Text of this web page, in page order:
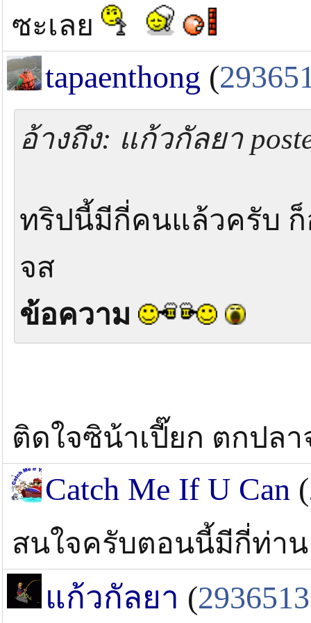
ซะเลย
tapaenthong (
อ้างถึง: แก้วกัลยา
ทริปนี้มีกี่คนแล้วครับ
จส
ข้อความ
ติดใจซิน้าเปี๊ยก ตกปล
Catch Me If U Can (
สนใจครับตอนนี้มีกี่ท่า
แก้วกัลยา (2936513